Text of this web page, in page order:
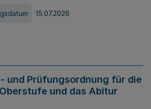
15.07.2026
und Prüfungsordnung für die
und das Abitur